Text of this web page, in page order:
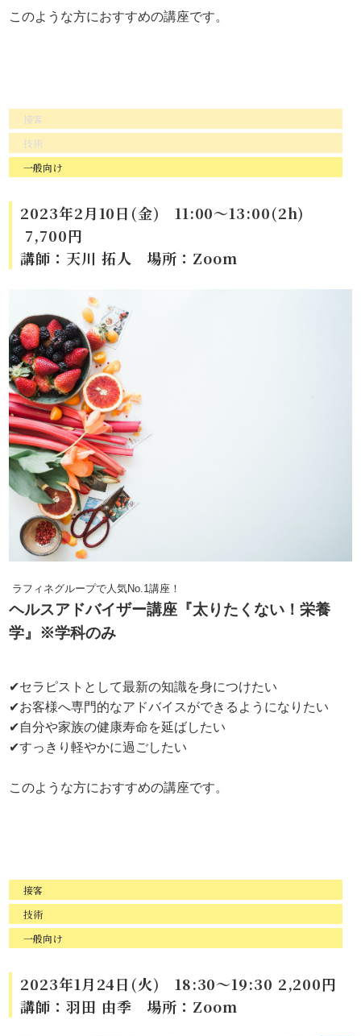
このような方におすすめの講座です。
接客
技術
一般向け
2023年2月10日(金) 11:00～13:00(2h)
7,700円
講師：天川 拓人 場所：Zoom
ラフィネグループで人気No.1講座！
ヘルスアドバイザー講座『太りたくない！栄養
学 』※学科のみ
✔セラピストとして最新の知識を身につけたい
✔お客様へ専門的なアドバイスができるようになりたい
✔自分や家族の健康寿命を延ばしたい
✔すっきり軽やかに過ごしたい
このような方におすすめの講座です。
接客
技術
一般向け
2023年1月24日(火) 18:30～19:30 2,200円
講師：羽田 由季 場所：Zoom